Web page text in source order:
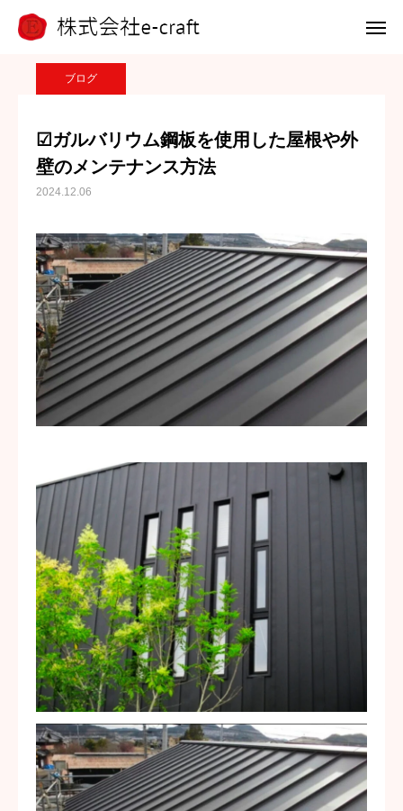
ブログ ブログ ☑︎ガルバリウム鋼板を使用した屋根や外壁のメンテナンス方法
ブログ
☑︎ガルバリウム鋼板を使用した屋根や外
壁のメンテナンス方法
2024.12.06
電話 問合せ
ホーム
浴槽塗装
外壁アート
施工事例
会社案内